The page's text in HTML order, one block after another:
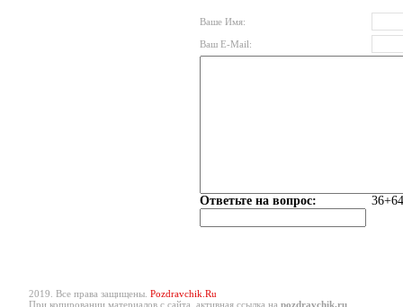
Ваше Имя:
Ваш E-Mail:
Ответьте на вопрос:
2019. Все права защищены. Pozdravchik.Ru
При копировании материалов с сайта, активная ссылка на pozdravchik.ru